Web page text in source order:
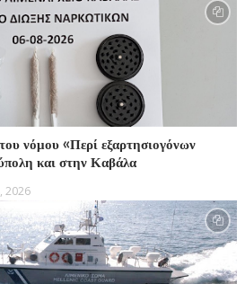
νόμου «Περί εξαρτησιογόνων
και στην Καβάλα
2026